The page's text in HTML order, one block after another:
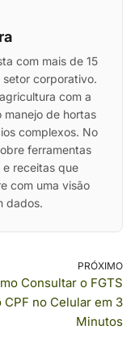
com mais de 15
corporativo.
com a
de hortas
complexos. No
ferramentas
receitas que
com uma visão
dados.
PRÓXIMO
Consultar o FGTS
CPF no Celular em 3
Minutos